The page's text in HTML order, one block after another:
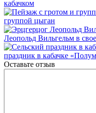
кабачком
группой цыган
Леопольд Вильгельм в
праздник в кабачке
Оставьте отзыв